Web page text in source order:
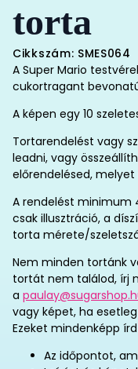
torta
Cikkszám: SMES064
A Super Mario
cukortragant
A képen egy 10
Tortarendelést vagy
leadni, vagy
előrendelésed,
A rendelést minimum
csak illusztráció, a
torta mérete/
Nem minden tortánk
tortát nem találod, írj
a
vagy képet, ha
Ezeket mindenképp
Az időpontot,